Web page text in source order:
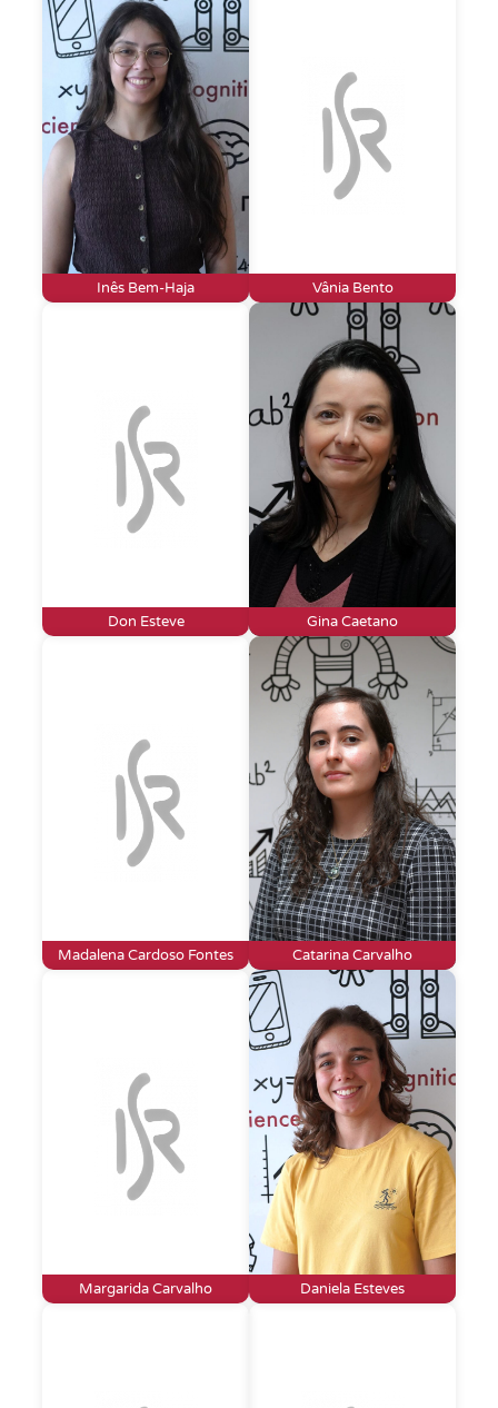
Inês Bem-Haja Vânia Bento
Don Esteve Gina Caetano
Madalena Cardoso Fontes Catarina Carvalho
Margarida Carvalho Daniela Esteves